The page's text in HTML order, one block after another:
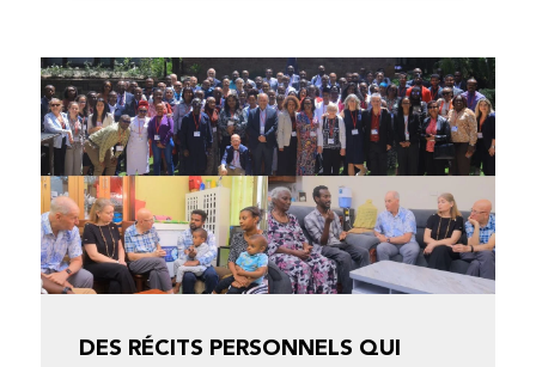
DES RÉCITS PERSONNELS QUI